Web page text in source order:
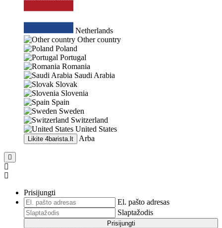
Netherlands
Other country
Poland
Portugal
Romania
Saudi Arabia
Slovak
Slovenia
Spain
Sweden
Switzerland
United States
Likite 4barista.lt Arba
Prisijungti
El. pašto adresas
Slaptažodis
Prisijungti